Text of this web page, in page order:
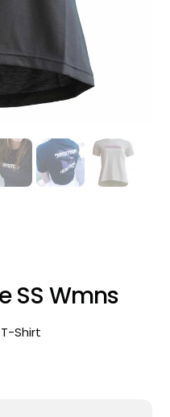
SS Wmns
Shirt